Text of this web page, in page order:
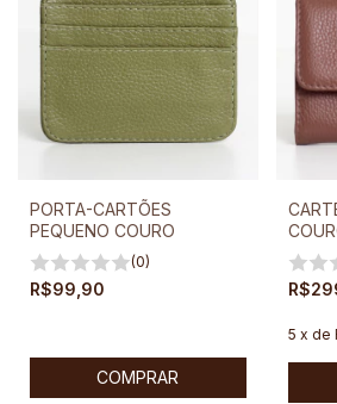
PORTA-CARTÕES
PEQUENO COURO
(0)
R$99,90
COMPRAR
5 x de